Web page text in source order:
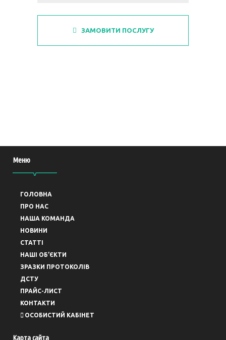
ЗАМОВИТИ ПОСЛУГУ
Меню
ГОЛОВНА
ПРО НАС
НАША КОМАНДА
НОВИНИ
СТАТТІ
НАШІ ОБ’ЄКТИ
ЗРАЗКИ ПРОТОКОЛІВ
ДСТУ
ПРАЙС-ЛИСТ
КОНТАКТИ
ОСОБИСТИЙ КАБІНЕТ
Карта сайта